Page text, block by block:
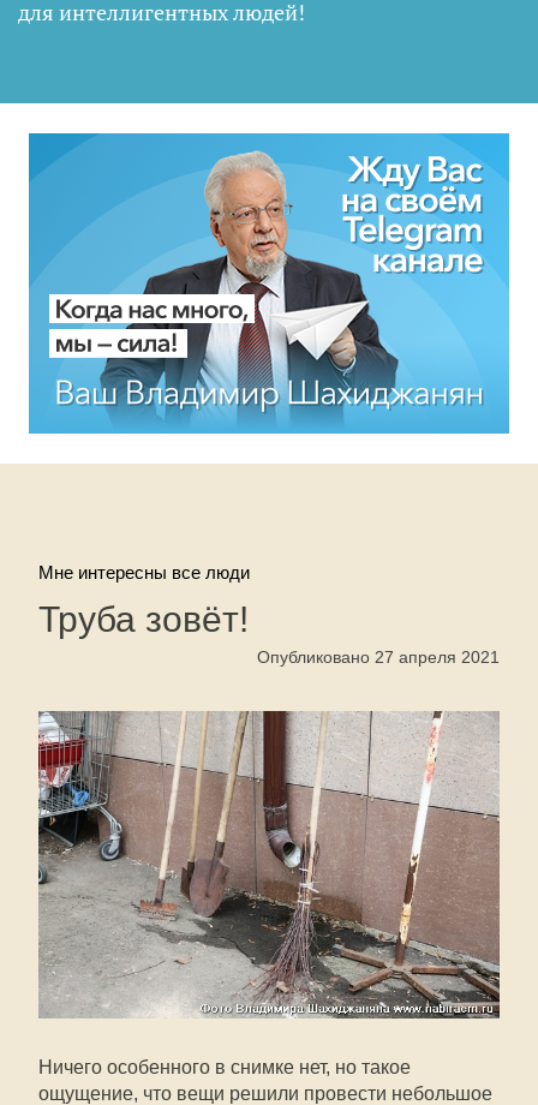
для интеллигентных людей!
Мне интересны все люди
Труба зовёт!
Опубликовано 27 апреля 2021
Ничего особенного в снимке нет, но такое
ощущение, что вещи решили провести небольшое